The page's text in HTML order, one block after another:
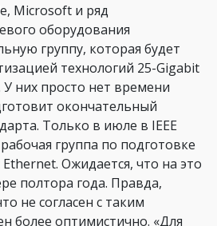
Microsoft и ряд
оборудования
группу, которая будет
технологий 25-Gigabit
них просто нет времени
окончательный
Только в июле в IEEE
группа по подготовке
Ожидается, что на это
полтора года. Правда,
не согласен с таким
более оптимистично. «Для